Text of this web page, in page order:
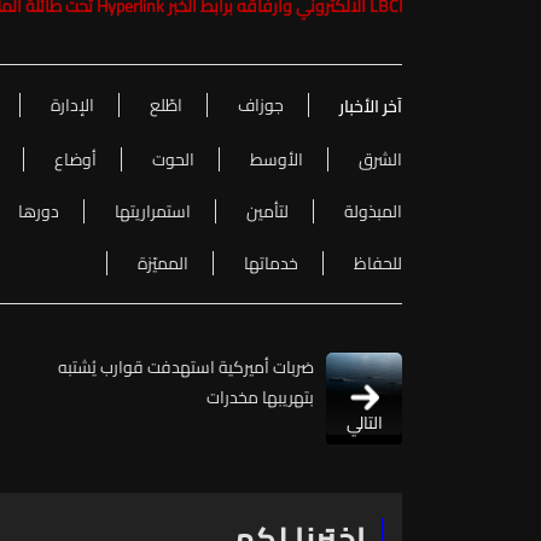
آخر الأخبار جوزاف اطّلع
الإدارة
الشرق
الأوسط الحوت
أوضاع
المبذولة
لتأمين استمراريتها
دورها
للحفاظ
خدماتها المميّزة
التالي
ضربات أميركية استهدفت قوارب يُشتبه
بتهريبها مخدرات